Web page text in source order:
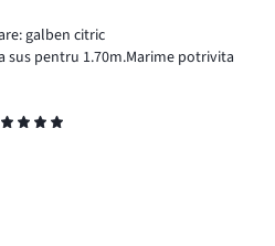
galben citric
sus pentru 1.70m.Marime potrivita